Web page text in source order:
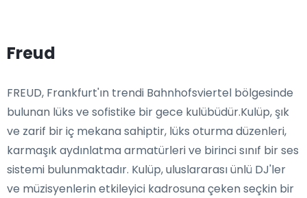
Freud
FREUD, Frankfurt'ın trendi Bahnhofsviertel bölgesinde
bulunan lüks ve sofistike bir gece kulübüdür.Kulüp, şık
ve zarif bir iç mekana sahiptir, lüks oturma düzenleri,
karmaşık aydınlatma armatürleri ve birinci sınıf bir ses
sistemi bulunmaktadır. Kulüp, uluslararası ünlü DJ'ler
ve müzisyenlerin etkileyici kadrosuna çeken seçkin bir